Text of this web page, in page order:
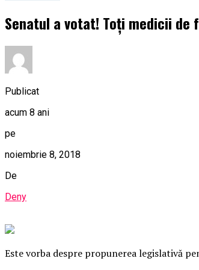
Senatul a votat! Toți medicii de
Publicat
acum 8 ani
pe
noiembrie 8, 2018
De
Deny
Este vorba despre propunerea legislativă